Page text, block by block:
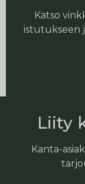
Katso
istutukseen
Liity
Kanta-